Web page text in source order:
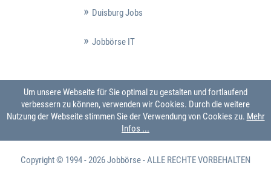
Duisburg Jobs
Jobbörse IT
Um unsere Webseite für Sie optimal zu gestalten und fortlaufend
verbessern zu können, verwenden wir Cookies. Durch die weitere
Nutzung der Webseite stimmen Sie der Verwendung von Cookies zu. Mehr
Infos ...
Copyright © 1994 - 2026Jobbörse- ALLE RECHTE VORBEHALTEN